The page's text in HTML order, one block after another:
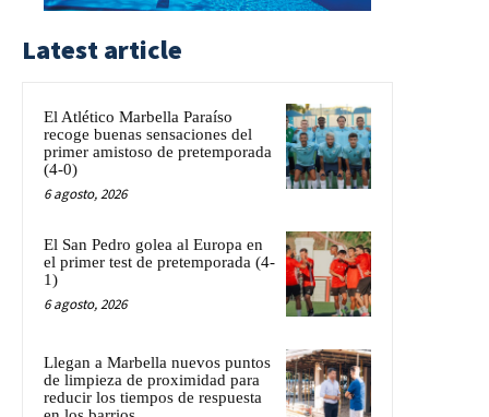
Latest article
El Atlético Marbella Paraíso
recoge buenas sensaciones del
primer amistoso de pretemporada
(4-0)
6 agosto, 2026
El San Pedro golea al Europa en
el primer test de pretemporada (4-
1)
6 agosto, 2026
Llegan a Marbella nuevos puntos
de limpieza de proximidad para
reducir los tiempos de respuesta